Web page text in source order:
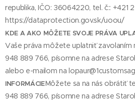
republika, IČO: 36064220, tel. č:: +421
https://dataprotection.gov.sk/uoou/
KDE A AKO MÔŽETE SVOJE PRÁVA
Vaše práva môžete uplatniť zavolaním
948 889 766, písomne na adrese
alebo e-mailom na
INFORMÁCIEMôžete sa na nás obrátiť
948 889 766, písomne na adrese